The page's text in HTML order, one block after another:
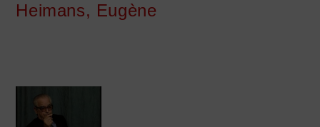
Heimans, Eugène